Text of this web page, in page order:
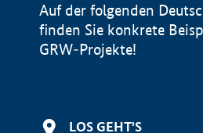
Auf der folgenden
finden Sie konkrete
GRW-Projekte!
LOS GEHT'S